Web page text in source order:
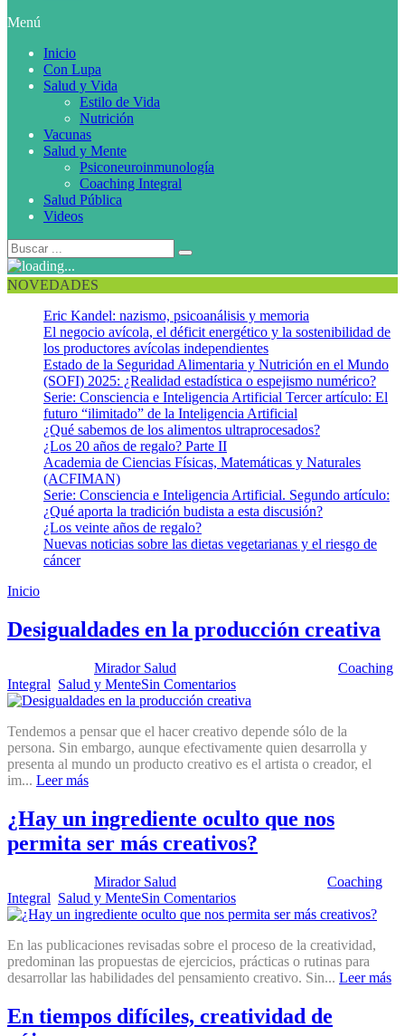
Menú
Inicio
Con Lupa
Salud y Vida
Estilo de Vida
Nutrición
Vacunas
Salud y Mente
Psiconeuroinmunología
Coaching Integral
Salud Pública
Videos
NOVEDADES
Eric Kandel: nazismo, psicoanálisis y memoria
El negocio avícola, el déficit energético y la sostenibilidad de
los productores avícolas independientes
Estado de la Seguridad Alimentaria y Nutrición en el Mundo
(SOFI) 2025: ¿Realidad estadística o espejismo numérico?
Serie: Consciencia e Inteligencia Artificial Tercer artículo: El
futuro “ilimitado” de la Inteligencia Artificial
¿Qué sabemos de los alimentos ultraprocesados?
¿Los 20 años de regalo? Parte II
Academia de Ciencias Físicas, Matemáticas y Naturales
(ACFIMAN)
Serie: Consciencia e Inteligencia Artificial. Segundo artículo:
¿Qué aporta la tradición budista a esta discusión?
¿Los veinte años de regalo?
Nuevas noticias sobre las dietas vegetarianas y el riesgo de
cáncer
Inicio
Desigualdades en la producción creativa
Mirador Salud
Coaching
Integral Salud y MenteSin Comentarios
Tendemos a pensar que el hacer creativo depende sólo de la
persona. Sin embargo, aunque efectivamente quien desarrolla y
presenta al mundo un producto creativo es el artista o creador, el
im... Leer más
¿Hay un ingrediente oculto que nos
permita ser más creativos?
Mirador Salud
Coaching
Integral Salud y MenteSin Comentarios
En las publicaciones revisadas sobre el proceso de la creatividad,
predominan las propuestas de ejercicios, prácticas o rutinas para
desarrollar las habilidades del pensamiento creativo. Sin... Leer más
En tiempos difíciles, creatividad de